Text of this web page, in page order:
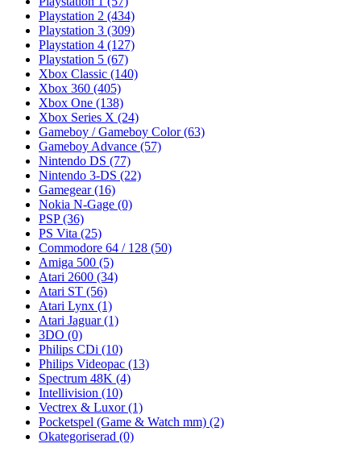
Playstation 2 (434)
Playstation 3 (309)
Playstation 4 (127)
Playstation 5 (67)
Xbox Classic (140)
Xbox 360 (405)
Xbox One (138)
Xbox Series X (24)
Gameboy / Gameboy Color(63)
Gameboy Advance (57)
Nintendo DS (77)
Nintendo 3-DS (22)
Gamegear(16)
Nokia N-Gage (0)
PSP(36)
PS Vita (25)
Commodore 64 / 128 (50)
Amiga 500 (5)
Atari 2600 (34)
Atari ST (56)
Atari Lynx (1)
Atari Jaguar(1)
3DO (0)
Philips CDi (10)
Philips Videopac (13)
Spectrum 48K (4)
Intellivision (10)
Vectrex & Luxor(1)
Pocketspel (Game & Watch mm) (2)
Okategoriserad (0)